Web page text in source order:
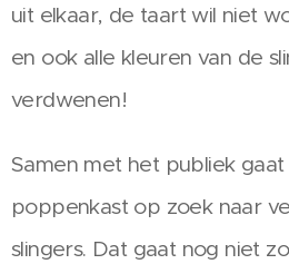
uit elkaar, de taart wil niet
en ook alle kleuren van de
verdwenen!
Samen met het publiek
poppenkast op zoek naar
slingers. Dat gaat nog niet